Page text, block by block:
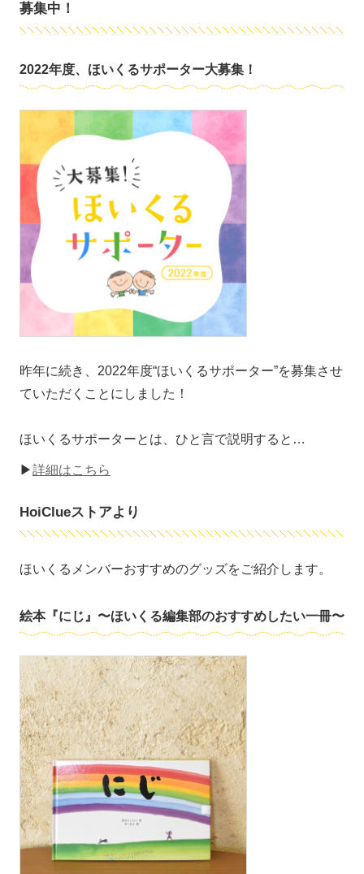
募集中！
2022年度、ほいくるサポーター大募集！
昨年に続き、2022年度“ほいくるサポーター”を募集させ
ていただくことにしました！
ほいくるサポーターとは、ひと言で説明すると…
▶詳細はこちら
HoiClueストアより
ほいくるメンバーおすすめのグッズをご紹介します。
絵本『にじ』〜ほいくる編集部のおすすめしたい一冊〜